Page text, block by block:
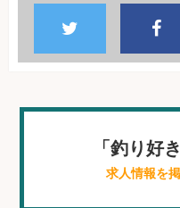
「釣り好
求人情報を